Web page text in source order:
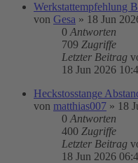
Werkstattempfehlung
von Gesa » 18 Jun
0 Antworten
709 Zugriffe
Letzter Beitrag
18 Jun 2026
Heckstosstange
von matthias007 » 18
0 Antworten
400 Zugriffe
Letzter Beitrag
18 Jun 2026